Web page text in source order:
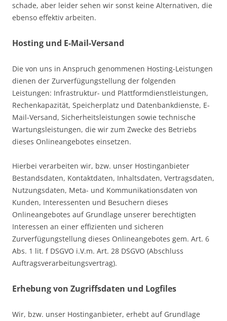
schade, aber leider sehen wir sonst keine Alternativen, die
ebenso effektiv arbeiten.
Hosting und E-Mail-Versand
Die von uns in Anspruch genommenen Hosting-Leistungen
dienen der Zurverfügungstellung der folgenden
Leistungen: Infrastruktur- und Plattformdienstleistungen,
Rechenkapazität, Speicherplatz und Datenbankdienste, E-
Mail-Versand, Sicherheitsleistungen sowie technische
Wartungsleistungen, die wir zum Zwecke des Betriebs
dieses Onlineangebotes einsetzen.
Hierbei verarbeiten wir, bzw. unser Hostinganbieter
Bestandsdaten, Kontaktdaten, Inhaltsdaten, Vertragsdaten,
Nutzungsdaten, Meta- und Kommunikationsdaten von
Kunden, Interessenten und Besuchern dieses
Onlineangebotes auf Grundlage unserer berechtigten
Interessen an einer effizienten und sicheren
Zurverfügungstellung dieses Onlineangebotes gem. Art. 6
Abs. 1 lit. f DSGVO i.V.m. Art. 28 DSGVO (Abschluss
Auftragsverarbeitungsvertrag).
Erhebung von Zugriffsdaten und Logfiles
Wir, bzw. unser Hostinganbieter, erhebt auf Grundlage